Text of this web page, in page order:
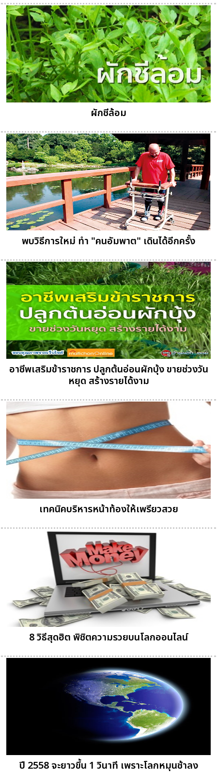
ผักชีล้อม
พบวิธีการใหม่ ทำ "คนอัมพาต" เดินได้อีกครั้ง
อาชีพเสริมข้าราชการ ปลูกต้นอ่อนผักบุ้ง ขายช่วงวัน
หยุด สร้างรายได้งาม
เทคนิคบริหารหน้าท้องให้เพรียวสวย
8 วิธีสุดฮิต พิชิตความรวยบนโลกออนไลน์
ปี 2558 จะยาวขึ้น 1 วินาที เพราะโลกหมุนช้าลง